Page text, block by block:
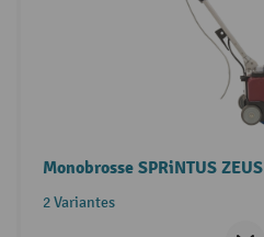
Monobrosse SPRiNTUS ZEUS
2 Variantes